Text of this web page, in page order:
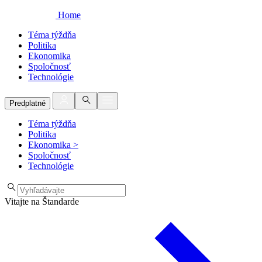
Home
Téma týždňa
Politika
Ekonomika
Spoločnosť
Technológie
Predplatné
Téma týždňa
Politika
Ekonomika >
Spoločnosť
Technológie
Vitajte na Štandarde